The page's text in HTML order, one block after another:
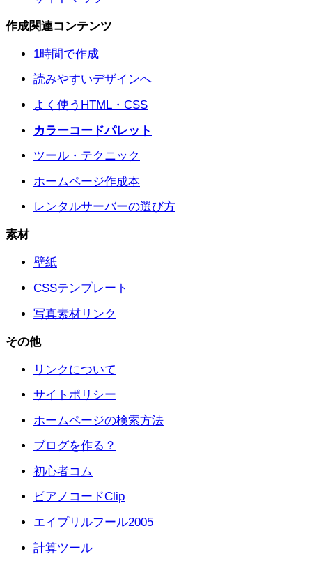
作成関連コンテンツ
1時間で作成
読みやすいデザインへ
よく使うHTML・CSS
カラーコードパレット
ツール・テクニック
ホームページ作成本
レンタルサーバーの選び方
素材
壁紙
CSSテンプレート
写真素材リンク
その他
リンクについて
サイトポリシー
ホームページの検索方法
ブログを作る？
初心者コム
ピアノコードClip
エイプリルフール2005
計算ツール